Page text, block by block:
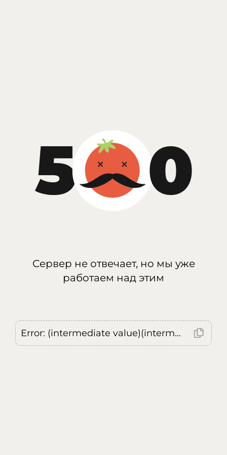
Сервер не отвечает, но мы уже
работаем над этим
Error: (intermediate value)(intermediate value)(intermediate value).replaceAll is not a function